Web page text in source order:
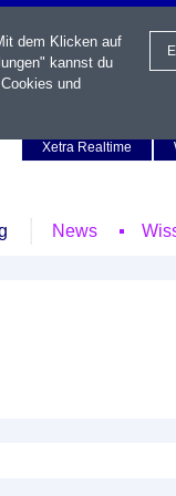
Xetra Realtime
News
dem Klicken auf
kannst du
und